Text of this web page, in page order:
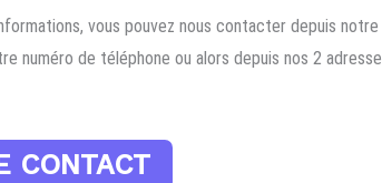
vous pouvez nous contacter depuis notre
numéro de téléphone ou alors depuis nos 2 adresse
CONTACT